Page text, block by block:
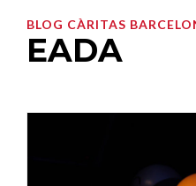
BLOG CÀRITAS
EADA